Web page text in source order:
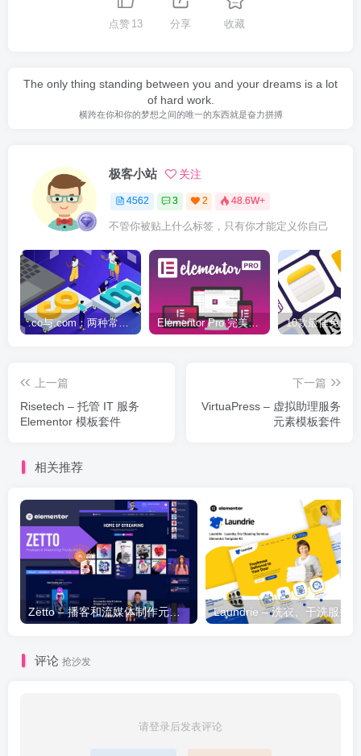
点赞 13 分享 收藏
The only thing standing between you and your dreams is a lot
of hard work.
横跨在你和你的梦想之间的唯一的东西就是奋力拼搏
极客小站 关注
4562 3 2 48.6W+
不管你被贴上什么标签，只有你才能定义你自己
.co与.com：两种常用域名后缀名完全指南 Elementor Pro 完美汉化中文版（含全套模板）|可视化编辑页面自定义设计WordPress插件
上一篇
Risetech – 托管 IT 服务
Elementor 模板套件
下一篇
VirtuaPress – 虚拟助理服务
元素模板套件
相关推荐
Zetto – 播客和流媒体制作元素模板套件
评论 抢沙发
请登录后发表评论